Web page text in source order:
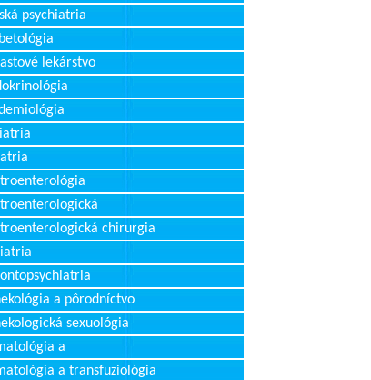
psychiatria
lekárstvo
chirurgia
a pôrodníctvo
sexuológia
a
a transfuziológia